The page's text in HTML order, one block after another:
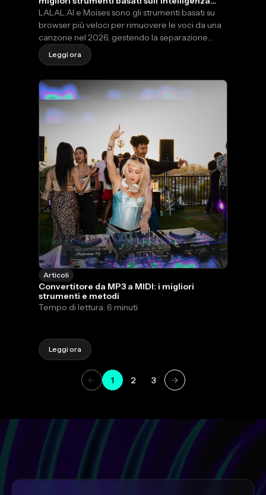
artificiale nel 2026
LALAL.AI e Moises sono gli strumenti basati su
browser più veloci per rimuovere le voci da una
canzone nel 2026, gestendo la separazione
delle tracce audio in pochi minuti senza bisogno
di una DAW.
Leggi ora
Articoli
Convertitore da MP3 a MIDI: i migliori
strumenti e metodi
Tempo di lettura: 6 minuti
Leggi ora
1 2 3